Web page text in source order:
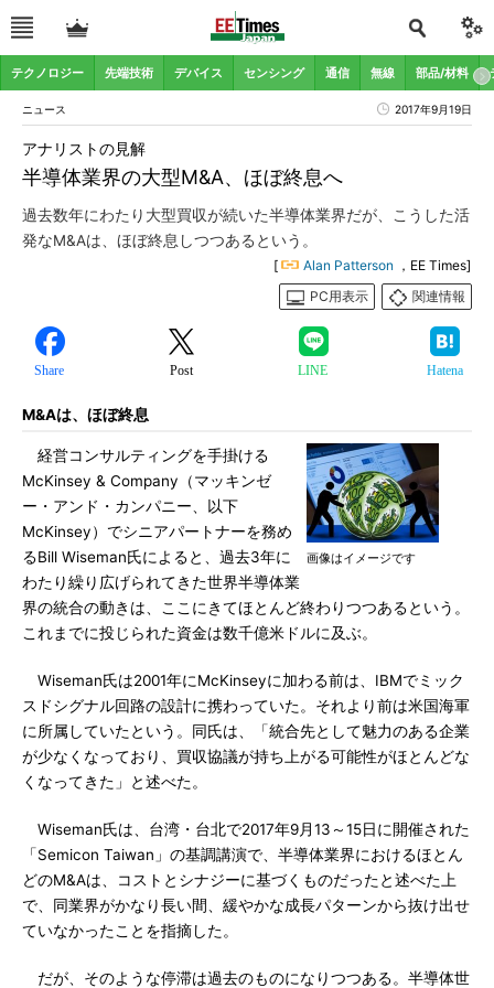
テクノロジー 先端技術 デバイス センシング 通信 無線 部品/材料
ニュース 2017年9月19日
半導体業界の大型M&A、ほぼ終息へ
アナリストの見解
過去数年にわたり大型買収が続いた半導体業界だが、こうした活
発なM&Aは、ほぼ終息しつつあるという。
[ Alan Patterson ，EE Times]
PC用表示
関連情報
Share Post LINE Hatena
M&Aは、ほぼ終息
画像はイメージです
経営コンサルティングを手掛ける
McKinsey & Company（マッキンゼ
ー・アンド・カンパニー、以下
McKinsey）でシニアパートナーを務め
るBill Wiseman氏によると、過去3年に
わたり繰り広げられてきた世界半導体業
界の統合の動きは、ここにきてほとんど終わりつつあるという。
これまでに投じられた資金は数千億米ドルに及ぶ。
Wiseman氏は2001年にMcKinseyに加わる前は、IBMでミック
スドシグナル回路の設計に携わっていた。それより前は米国海軍
に所属していたという。同氏は、「統合先として魅力のある企業
が少なくなっており、買収協議が持ち上がる可能性がほとんどな
くなってきた」と述べた。
Wiseman氏は、台湾・台北で2017年9月13～15日に開催された
「Semicon Taiwan」の基調講演で、半導体業界におけるほとん
どのM&Aは、コストとシナジーに基づくものだったと述べた上
で、同業界がかなり長い間、緩やかな成長パターンから抜け出せ
ていなかったことを指摘した。
だが、そのような停滞は過去のものになりつつある。半導体世